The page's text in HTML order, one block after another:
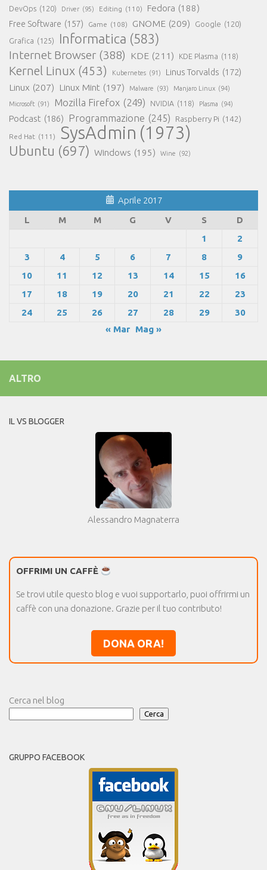
DevOps (120) Driver (95) Editing (110) Fedora (188)
Free Software (157) Game (108) GNOME (209) Google (120)
Grafica (125) Informatica (583)
Internet Browser (388) KDE (211) KDE Plasma (118)
Kernel Linux (453) Kubernetes (91) Linus Torvalds (172)
Linux (207) Linux Mint (197) Malware (93) Manjaro Linux (94)
Microsoft (91) Mozilla Firefox (249) NVIDIA (118) Plasma (94)
Podcast (186) Programmazione (245) Raspberry Pi (142)
Red Hat (111) SysAdmin (1973)
Ubuntu (697) Windows (195) Wine (92)
Aprile 2017
L
M M G V S
D
1
2
3
4 5 6 7 8
9
10
11 12 13 14 15
16
17
18 19 20 21 22
23
24
25 26 27 28 29
30
« Mar Mag »
ALTRO
IL VS BLOGGER
Alessandro Magnaterra
OFFRIMI UN CAFFÈ
Se trovi utile questo blog e vuoi supportarlo, puoi offrirmi un
caffè con una donazione. Grazie per il tuo contributo!
DONA ORA!
Cerca nel blog
Cerca
GRUPPO FACEBOOK